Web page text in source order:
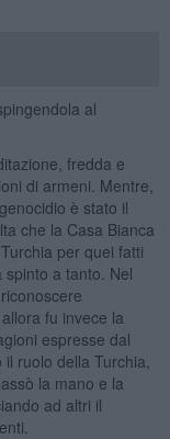
al
fredda e
di armeni. Mentre,
è stato il
che la Casa Bianca
per quei fatti
a tanto. Nel
fu invece la
espresse dal
ruolo della Turchia,
la mano e la
ad altri il